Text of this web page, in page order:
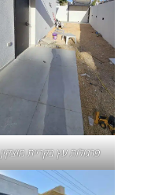
פרגולות עץ בקריית מוצקין